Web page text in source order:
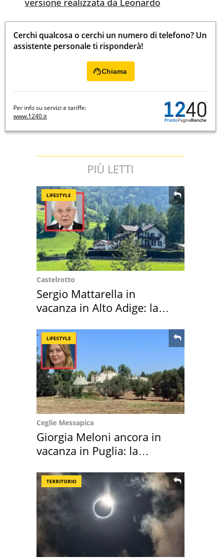
versione realizzata da Leonardo
Cerchi qualcosa o cerchi un numero di telefono? Un
assistente personale ti risponderà!
Chiama
Per info su servizi e tariffe:
www.1240.it
PIÙ LETTI
LIFESTYLE
Castelrotto
Sergio Mattarella in
vacanza in Alto Adige: la
LIFESTYLE
Ceglie Messapica
Giorgia Meloni ancora in
vacanza in Puglia: la
TERRITORIO